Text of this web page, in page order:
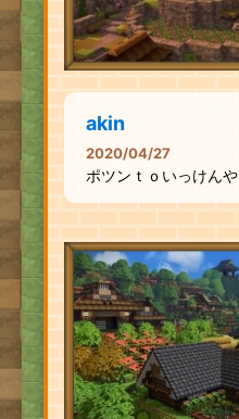
akin
2020/04/27
ポツンｔｏいっけんや